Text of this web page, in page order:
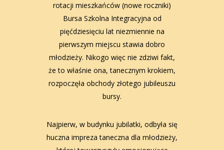
rotacji mieszkańców (nowe roczniki)
Bursa Szkolna Integracyjna od
pięćdziesięciu lat niezmiennie na
pierwszym miejscu stawia dobro
młodzieży. Nikogo więc nie zdziwi fakt,
że to właśnie ona, tanecznym krokiem,
rozpoczęła obchody złotego jubileuszu
bursy.
Najpierw, w budynku jubilatki, odbyła się
huczna impreza taneczna dla młodzieży,